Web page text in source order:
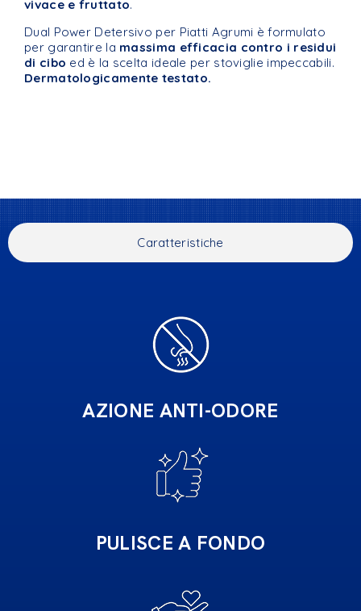
vivace e fruttato.
Dual Power Detersivo per Piatti Agrumi è formulato
per garantire la massima efficacia contro i residui
di cibo ed è la scelta ideale per stoviglie impeccabili.
Dermatologicamente testato.
Caratteristiche
AZIONE ANTI-ODORE
PULISCE A FONDO